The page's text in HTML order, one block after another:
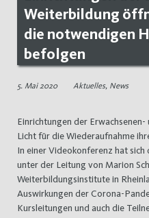
Weiterbildung
die notwendigen
befolgen
5. Mai 2020 Aktuelles, News
Einrichtungen der Erwachsenen- und Weiterbildung brauchen grünes
Licht für die Wiederaufnahme
In einer Videokonferenz hat
unter der Leitung von Marion
Weiterbildungsinstitute in
Auswirkungen der Corona-
Kursleitungen und auch die